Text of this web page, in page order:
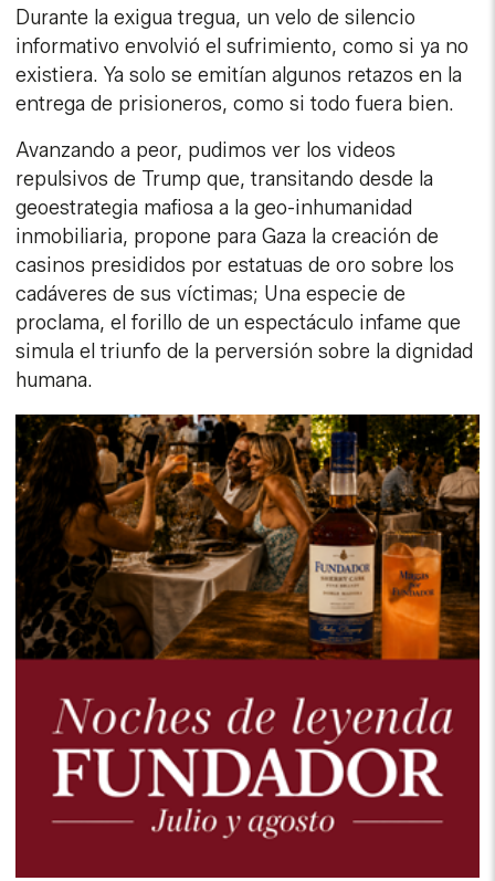
Durante la exigua tregua, un velo de silencio
informativo envolvió el sufrimiento, como si ya no
existiera. Ya solo se emitían algunos retazos en la
entrega de prisioneros, como si todo fuera bien.
Avanzando a peor, pudimos ver los videos
repulsivos de Trump que, transitando desde la
geoestrategia mafiosa a la geo-inhumanidad
inmobiliaria, propone para Gaza la creación de
casinos presididos por estatuas de oro sobre los
cadáveres de sus víctimas; Una especie de
proclama, el forillo de un espectáculo infame que
simula el triunfo de la perversión sobre la dignidad
humana.